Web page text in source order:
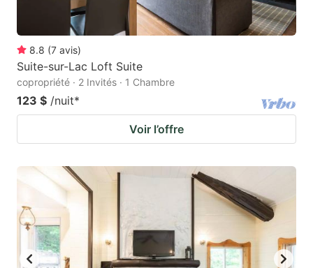
8.8 (7 avis)
Suite-sur-Lac Loft Suite
copropriété · 2 Invités · 1 Chambre
123 $ /nuit*
Voir l’offre